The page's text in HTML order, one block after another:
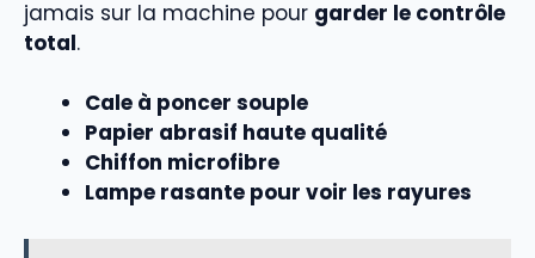
jamais sur la machine pour garder le contrôle
total.
Cale à poncer souple
Papier abrasif haute qualité
Chiffon microfibre
Lampe rasante pour voir les rayures